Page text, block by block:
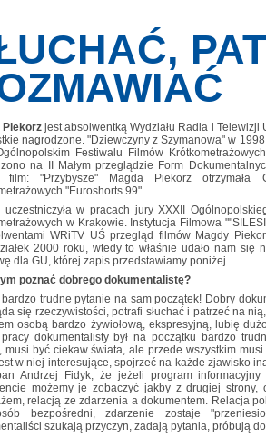
Piekorz jest absolwentką Wydziału Radia i Telewizji
nagrodzone. "Dziewczyny z Szymanowa" w
Festiwalu Filmów
na II Małym przeglądzie Form
film: "Przybysze" Magda Piekorz
"Euroshorts 99".
uczestniczyła w pracach jury XXXII
w Krakowie. Instytucja Filmowa
WRiTV UŚ przegląd filmów Magdy
2000 roku, wtedy to właśnie udało nam się
dla GU, której zapis przedstawiamy poniżej.
poznać dobrego dokumentalistę?
trudne pytanie na sam początek! Dobry
się rzeczywistości, potrafi słuchać i patrzeć na
osobą bardzo żywiołową, ekspresyjną, lubię
dokumentalisty był na początku bardzo
musi być ciekaw świata, ale przede wszystkim
w niej interesujące, spojrzeć na każde zjawisko
Andrzej Fidyk, że jeżeli program
możemy je zobaczyć jakby z drugiej strony,
relacją ze zdarzenia a dokumentem. Relacja
bezpośredni, zdarzenie zostaje
szukają przyczyn, zadają pytania, próbują